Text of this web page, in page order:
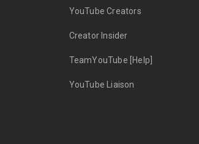
YouTube Creators
Creator Insider
TeamYouTube [Help]
YouTube Liaison